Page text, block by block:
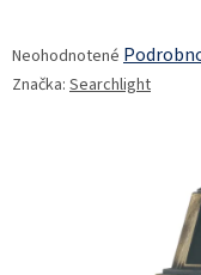
hodnotenie
produktu
Neohodnotené
Značka: Searchlight